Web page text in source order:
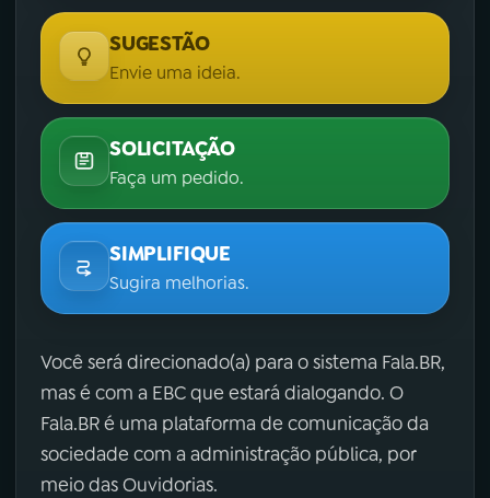
SUGESTÃO
Envie uma ideia.
SOLICITAÇÃO
Faça um pedido.
SIMPLIFIQUE
Sugira melhorias.
Você será direcionado(a) para o sistema Fala.BR,
mas é com a EBC que estará dialogando. O
Fala.BR é uma plataforma de comunicação da
sociedade com a administração pública, por
meio das Ouvidorias.